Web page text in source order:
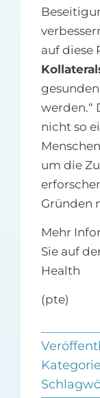
auf diese
gesunden
werden.“
nicht so
um die
Gründen
Mehr
Sie auf
Health
(pte)